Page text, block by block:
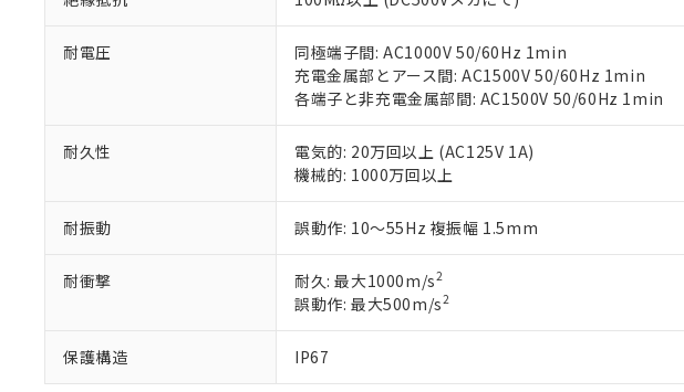
耐電圧
同極端子間: AC1000V 50/60Hz 1min
充電金属部とアース間: AC1500V 50/60Hz 1min
各端子と非充電金属部間: AC1500V 50/60Hz 1min
耐久性
電気的: 20万回以上 (AC125V 1A)
機械的: 1000万回以上
耐振動 誤動作: 10～55Hz 複振幅 1.5mm
耐衝撃 耐久: 最大1000m/s2
誤動作: 最大500m/s2
保護構造 IP67
当社販売員にご相談ください。
オムロン制御機器販売店や当社販売拠
在庫状況および標準価格結果を当社の
す。
マイパーツ機能（部品リスト作成サー
ている必要があります。
お客様が当ウェブサイト上で当社にご
が、当社の製品・サービスに関するお
いる法人を指します。
※2 対応予定月
部品在庫の切り替え状況などにより、予定月
※3 非含有証明書ダウンロード
EU RoHS指令（10物質）の非含有証明書
※本証明書は発行日時点で非含有を証明する
また、RoHS指令のフタル酸エステル類４
混在することから備考欄に対応日を記載し
り割愛しております。
「ｅ」：有害物質（10物質）のすべてが基準
「10」：通常の使用状況下において有害物
味します。
「－」：未確認です。当社販売部門へお問い
当社は、貴社製品を第三者に販売する
また当社は、販売先および販売に係わ
たしません。
△ 一定数には満たないが在庫あり
－
在庫なし(最新の在庫状況について
機器販売店・当社販売員にご確認く
白